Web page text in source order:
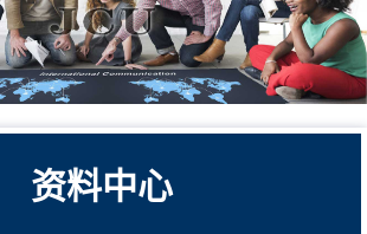
资料中心